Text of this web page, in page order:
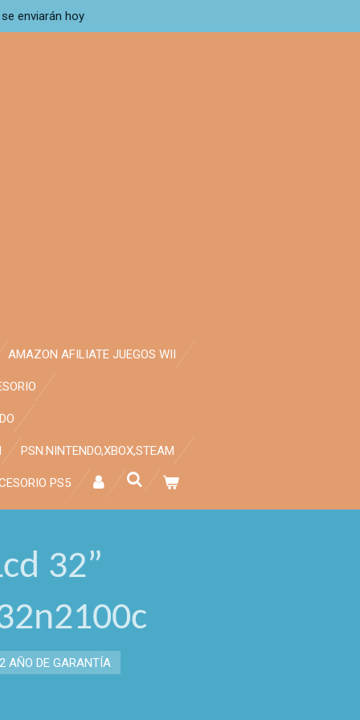
enviarán hoy
AMAZON AFILIATE JUEGOS WII
PSN.NINTENDO,XBOX,STEAM
PS5
32”
AÑO DE GARANTÍA